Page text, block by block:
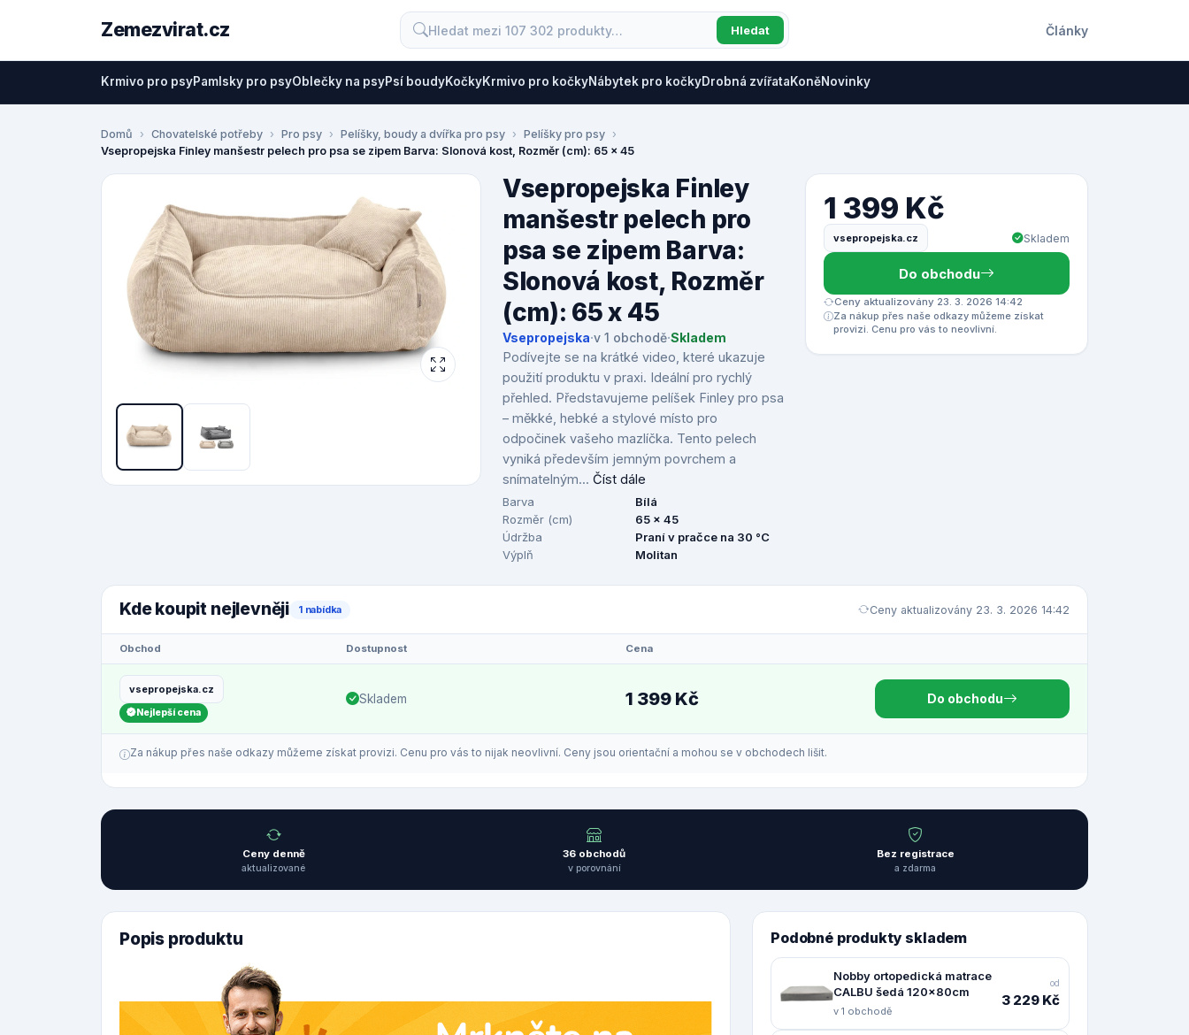
Zemezvirat.cz Hledat Články
Krmivo pro psyPamlsky pro psyOblečky na psyPsí boudyKočkyKrmivo pro kočkyNábytek pro kočkyDrobná zvířataKoněNovinky
Domů Chovatelské potřeby Pro psy Pelíšky, boudy a dvířka pro psy
Pelíšky pro psy
Vsepropejska Finley manšestr pelech pro psa se zipem Barva: Slonová kost, Rozměr (cm): 65 x 45
Vsepropejska Finley
manšestr pelech pro
psa se zipem Barva:
Slonová kost, Rozměr
(cm): 65 x 45
Vsepropejska·v 1 obchodě·Skladem
Podívejte se na krátké video, které ukazuje
použití produktu v praxi. Ideální pro rychlý
přehled. Představujeme pelíšek Finley pro psa
– měkké, hebké a stylové místo pro
odpočinek vašeho mazlíčka. Tento pelech
vyniká především jemným povrchem a
snímatelným... Číst dále
Barva
Bílá
Rozměr (cm)
65 x 45
Údržba
Praní v pračce na 30 °C
Výplň
Molitan
1 399 Kč
vsepropejska.cz Skladem
Do obchodu
Ceny aktualizovány 23. 3. 2026 14:42
Za nákup přes naše odkazy můžeme získat
provizi. Cenu pro vás to neovlivní.
Kde koupit nejlevněji 1 nabídka Ceny aktualizovány 23. 3. 2026 14:42
Obchod Dostupnost Cena
vsepropejska.cz
Nejlepší cena
Skladem 1 399 Kč Do obchodu
Za nákup přes naše odkazy můžeme získat provizi. Cenu pro vás to nijak neovlivní. Ceny jsou orientační a mohou se v obchodech lišit.
Ceny denně
aktualizované
36 obchodů
v porovnání
Bez registrace
a zdarma
Popis produktu Podobné produkty skladem
Nobby ortopedická matrace
CALBU šedá 120x80cm
v 1 obchodě
od
3 229 Kč